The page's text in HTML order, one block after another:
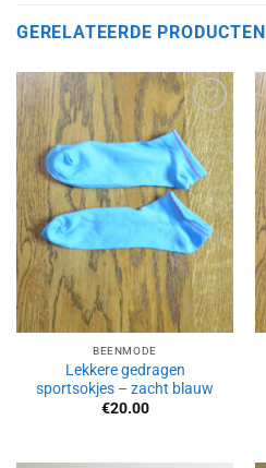
GERELATEERDE PRODUCTEN
Aan
verlanglijst
toevoegen
BEENMODE
Lekkere gedragen
sportsokjes – zacht blauw
€20.00